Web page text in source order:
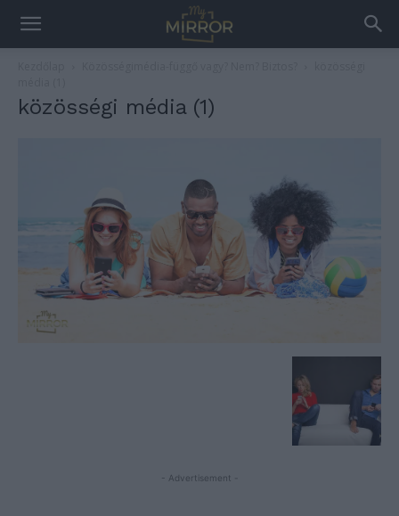
közösségi média (1)
- Advertisement -